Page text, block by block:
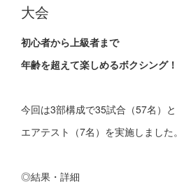
大会
初心者から上級者まで
年齢を超えて楽しめるボクシング！
今回は3部構成で35試合（57名）と
エアテスト（7名）を実施しました。
◎結果・詳細